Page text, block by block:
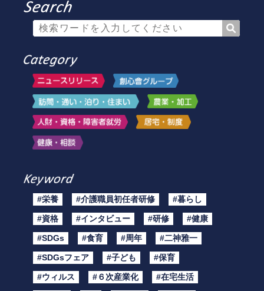
#栄養 #介護職員初任者研修 #暮らし
#資格 #インタビュー #研修 #健康
#SDGs #食育 #周年 #二神雅一
#SDGsフェア #子ども #保育
#ウィルス #６次産業化 #在宅生活